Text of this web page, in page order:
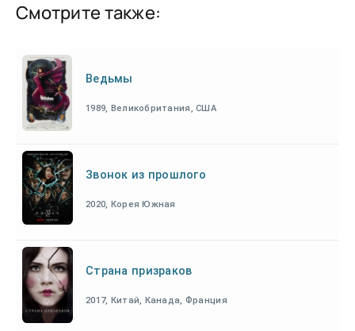
Смотрите также:
Ведьмы
1989, Великобритания, США
Звонок из прошлого
2020, Корея Южная
Страна призраков
2017, Китай, Канада, Франция